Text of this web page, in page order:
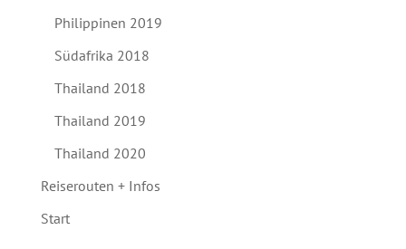
Philippinen 2019
Südafrika 2018
Thailand 2018
Thailand 2019
Thailand 2020
Reiserouten + Infos
Start